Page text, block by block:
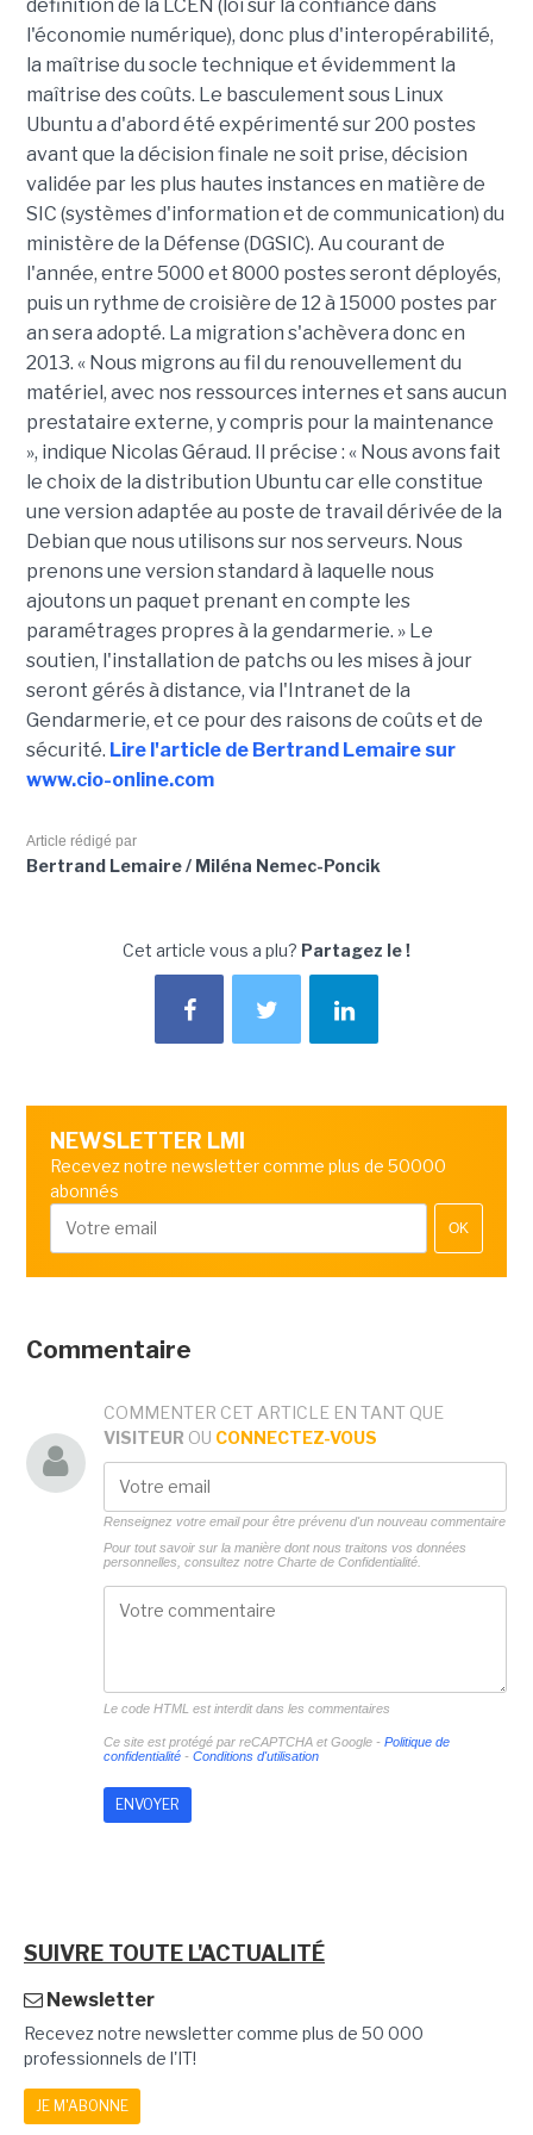
définition de la LCEN (loi sur la confiance dans
l'économie numérique), donc plus d'interopérabilité,
la maîtrise du socle technique et évidemment la
maîtrise des coûts. Le basculement sous Linux
Ubuntu a d'abord été expérimenté sur 200 postes
avant que la décision finale ne soit prise, décision
validée par les plus hautes instances en matière de
SIC (systèmes d'information et de communication) du
ministère de la Défense (DGSIC). Au courant de
l'année, entre 5000 et 8000 postes seront déployés,
puis un rythme de croisière de 12 à 15000 postes par
an sera adopté. La migration s'achèvera donc en
2013. « Nous migrons au fil du renouvellement du
matériel, avec nos ressources internes et sans aucun
prestataire externe, y compris pour la maintenance
», indique Nicolas Géraud. Il précise : « Nous avons fait
le choix de la distribution Ubuntu car elle constitue
une version adaptée au poste de travail dérivée de la
Debian que nous utilisons sur nos serveurs. Nous
prenons une version standard à laquelle nous
ajoutons un paquet prenant en compte les
paramétrages propres à la gendarmerie. » Le
soutien, l'installation de patchs ou les mises à jour
seront gérés à distance, via l'Intranet de la
Gendarmerie, et ce pour des raisons de coûts et de
sécurité. Lire l'article de Bertrand Lemaire sur
www.cio-online.com
Article rédigé par
Bertrand Lemaire / Miléna Nemec-Poncik
Cet article vous a plu? Partagez le !
NEWSLETTER LMI
Recevez notre newsletter comme plus de 50000
abonnés
OK
Commentaire
COMMENTER CET ARTICLE EN TANT QUE
VISITEUR OU CONNECTEZ-VOUS
Renseignez votre email pour être prévenu d'un nouveau commentaire
Pour tout savoir sur la manière dont nous traitons vos données
personnelles, consultez notre Charte de Confidentialité.
Le code HTML est interdit dans les commentaires
Ce site est protégé par reCAPTCHA et Google - Politique de
confidentialité- Conditions d'utilisation
SUIVRE TOUTE L'ACTUALITÉ
Newsletter
Recevez notre newsletter comme plus de 50 000
professionnels de l'IT!
JE M'ABONNE